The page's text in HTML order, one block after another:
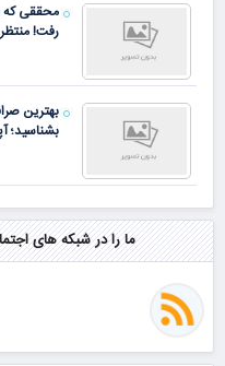
محققی که
رفت!
بهترین
بشناسید؛
ما را در شبکه های